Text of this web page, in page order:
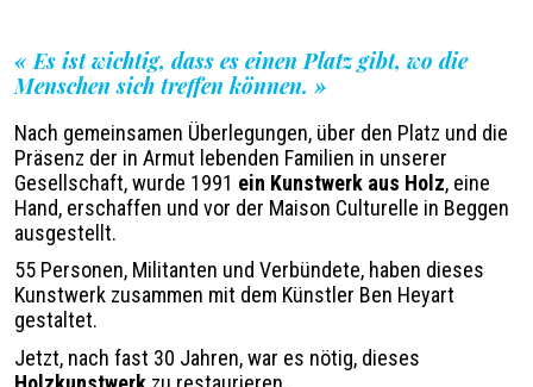
« Es ist wichtig, dass es einen Platz gibt, wo die
Menschen sich treffen können. »
Nach gemeinsamen Überlegungen, über den Platz und die
Präsenz der in Armut lebenden Familien in unserer
Gesellschaft, wurde 1991 ein Kunstwerk aus Holz, eine
Hand, erschaffen und vor der Maison Culturelle in Beggen
ausgestellt.
55 Personen, Militanten und Verbündete, haben dieses
Kunstwerk zusammen mit dem Künstler Ben Heyart
gestaltet.
Jetzt, nach fast 30 Jahren, war es nötig, dieses